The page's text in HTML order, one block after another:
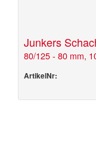
Junkers
80/125 - 80 mm,
ArtikelNr: